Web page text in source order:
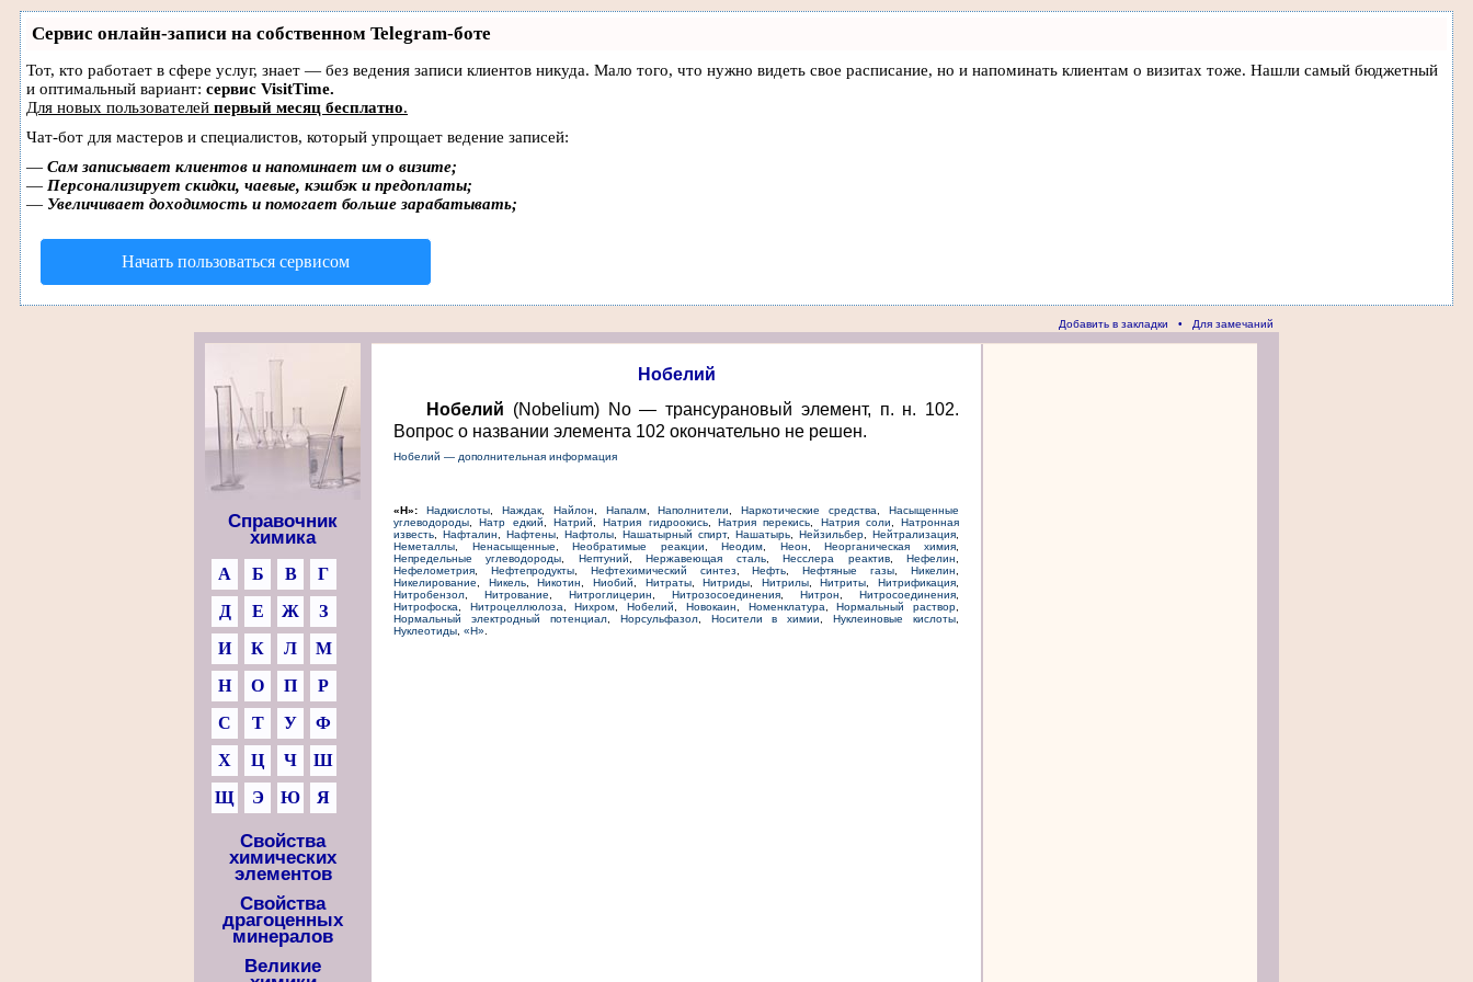
Сервис онлайн-записи на собственном Telegram-боте
Тот, кто работает в сфере услуг, знает — без ведения записи клиентов никуда. Мало того, что нужно видеть свое расписание, но и напоминать клиентам о визитах тоже. Нашли самый бюджетный
и оптимальный вариант: сервис VisitTime.
Для новых пользователей первый месяц бесплатно.
Чат-бот для мастеров и специалистов, который упрощает ведение записей:
— Сам записывает клиентов и напоминает им о визите;
— Персонализирует скидки, чаевые, кэшбэк и предоплаты;
— Увеличивает доходимость и помогает больше зарабатывать;
Начать пользоваться сервисом
Добавить в закладки • Для замечаний
Справочник
химика
А Б В
Г
Д
Е Ж
З
И
К Л
М
Н
О П
Р
С
Т У
Ф
Х
Ц Ч
Ш
Щ
Э Ю Я
Свойства
химических
элементов
Свойства
драгоценных
минералов
Великие
Нобелий
Нобелий (Nobelium) No — трансурановый элемент, п. н. 102.
Вопрос о названии элемента 102 окончательно не решен.
Нобелий — дополнительная информация
«Н»: Надкислоты, Наждак, Найлон Напалм,Наполнители ,Наркотические средства
Насыщенные
углеводороды ,Натр едкий Натрий ,Натрия гидроокись, Натрия перекись Натрия соли ,Натронная
известь
Нафталин Нафтены Нафтолы Нашатырный спирт, Нашатырь Нейзильбер Нейтрализация
Неметаллы
Ненасыщенные ,Необратимые реакции ,Неодим Неон ,Неорганическая химия
Непредельные углеводороды
Нептуний ,Нержавеющая сталь,Несслера реактив,Нефелин
Нефелометрия
Нефтепродукты, Нефтехимический синтез,Нефть ,Нефтяные газы ,Никелин
Никелирование
Никель,Никотин Ниобий Нитраты,Нитриды Нитрилы,Нитриты Нитрификация
Нитробензол
Нитрование Нитроглицерин Нитрозосоединения Нитрон Нитросоединения
Нитрофоска
Нитроцеллюлоза ,Нихром ,Нобелий Новокаин Номенклатура ,Нормальный раствор
Нормальный электродный потенциал, Норсульфазол, Носители в химии ,Нуклеиновые кислоты
Нуклеотиды «Н»